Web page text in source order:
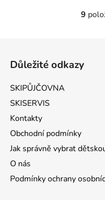
9
Důležité odkazy
SKIPŮJČOVNA
SKISERVIS
Kontakty
Obchodní podmínky
Jak správně vybrat
O nás
Podmínky ochrany